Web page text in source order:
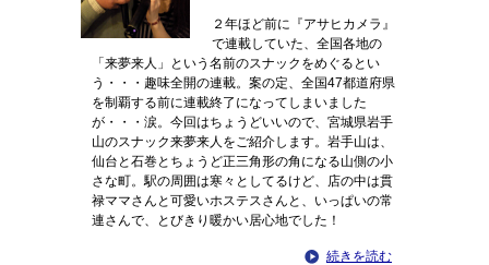
２年ほど前に『アサヒカメラ』
で連載していた、全国各地の
「来夢来人」という名前のスナックをめぐるとい
う・・・趣味全開の連載。案の定、全国47都道府県
を制覇する前に連載終了になってしまいました
が・・・涙。今回はちょうどいいので、宮城県岩手
山のスナック来夢来人をご紹介します。岩手山は、
仙台と石巻とちょうど正三角形の角になる山側の小
さな町。駅の周囲は寒々としてるけど、店の中は貫
禄ママさんと可愛いホステスさんと、いっぱいの常
連さんで、とびきり暖かい居心地でした！
続きを読む